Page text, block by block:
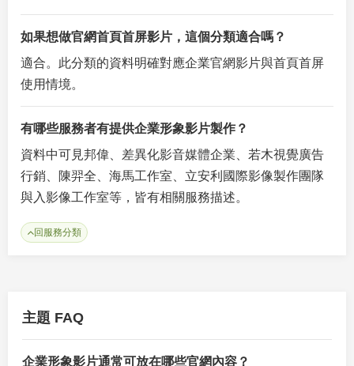
如果想做官網首頁首屏影片，這個分類適合嗎？
適合。此分類的資料明確對應企業官網影片與首頁首屏
使用情境。
有哪些服務者有提供企業形象影片製作？
資料中可見邦偉、差異化影音媒體企業、若木視覺廣告
行銷、陳羿全、海馬工作室、立安利國際影像製作團隊
與入影像工作室等，皆有相關服務描述。
回服務分類
主題 FAQ
企業形象影片通常可放在哪些官網內容？